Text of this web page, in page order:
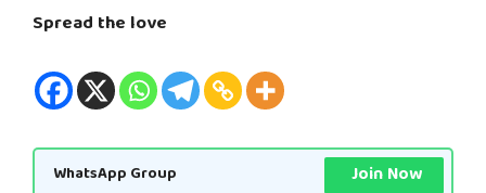
Spread the love
WhatsApp Group Join Now